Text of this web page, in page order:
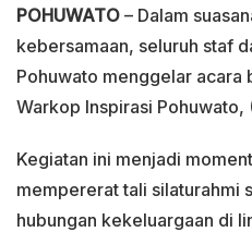
POHUWATO – Dalam
kebersamaan, seluruh staf
Pohuwato menggelar acara
Warkop Inspirasi
Kegiatan ini menjadi
mempererat tali silaturahmi
hubungan kekeluargaan di